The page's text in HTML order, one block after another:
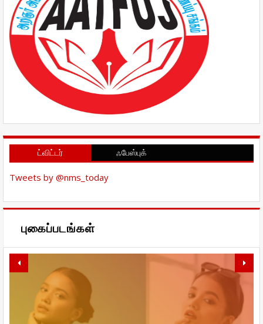
ட்விட்டர் ஃபேஸ்புக்
Tweets by @nms_today
புகைப்படங்கள்